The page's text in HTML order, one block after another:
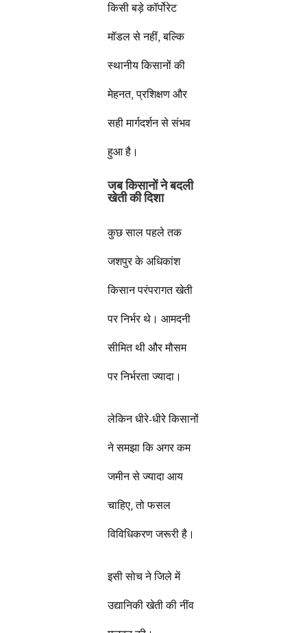
किसी बड़े कॉर्पोरेट
मॉडल से नहीं, बल्कि
स्थानीय किसानों की
मेहनत, प्रशिक्षण और
सही मार्गदर्शन से संभव
हुआ है।
जब किसानों ने बदली
खेती की दिशा
कुछ साल पहले तक
जशपुर के अधिकांश
किसान परंपरागत खेती
पर निर्भर थे। आमदनी
सीमित थी और मौसम
पर निर्भरता ज्यादा।
लेकिन धीरे-धीरे किसानों
ने समझा कि अगर कम
जमीन से ज्यादा आय
चाहिए, तो फसल
विविधिकरण जरूरी है।
इसी सोच ने जिले में
उद्यानिकी खेती की नींव